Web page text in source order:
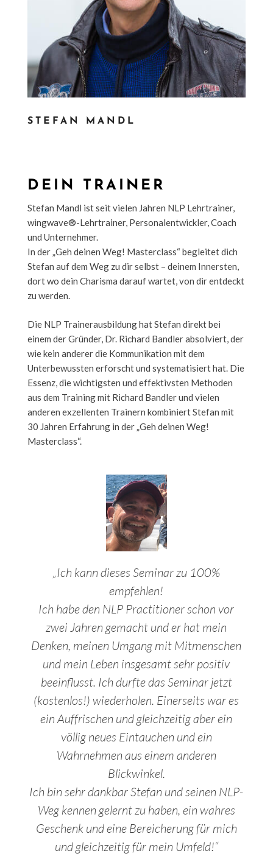
STEFAN MANDL
DEIN TRAINER
Stefan Mandl ist seit vielen Jahren NLP Lehrtrainer,
wingwave®-Lehrtrainer, Personalentwickler, Coach
und Unternehmer.
In der „Geh deinen Weg! Masterclass“ begleitet dich
Stefan auf dem Weg zu dir selbst – deinem Innersten,
dort wo dein Charisma darauf wartet, von dir entdeckt
zu werden.
Die NLP Trainerausbildung hat Stefan direkt bei
einem der Gründer, Dr. Richard Bandler absolviert, der
wie kein anderer die Kommunikation mit dem
Unterbewussten erforscht und systematisiert hat. Die
Essenz, die wichtigsten und effektivsten Methoden
aus dem Training mit Richard Bandler und vielen
anderen exzellenten Trainern kombiniert Stefan mit
30 Jahren Erfahrung in der „Geh deinen Weg!
Masterclass“.
„Ich kann dieses Seminar zu 100%
empfehlen!
Ich habe den NLP Practitioner schon vor
zwei Jahren gemacht und er hat mein
Denken, meinen Umgang mit Mitmenschen
und mein Leben insgesamt sehr positiv
beeinflusst. Ich durfte das Seminar jetzt
(kostenlos!) wiederholen. Einerseits war es
ein Auffrischen und gleichzeitig aber ein
völlig neues Eintauchen und ein
Wahrnehmen aus einem anderen
Blickwinkel.
Ich bin sehr dankbar Stefan und seinen NLP-
Weg kennen gelernt zu haben, ein wahres
Geschenk und eine Bereicherung für mich
und gleichzeitig für mein Umfeld!“